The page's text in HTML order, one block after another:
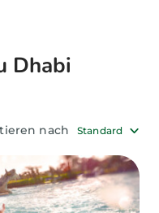
Dhabi
nach Standard